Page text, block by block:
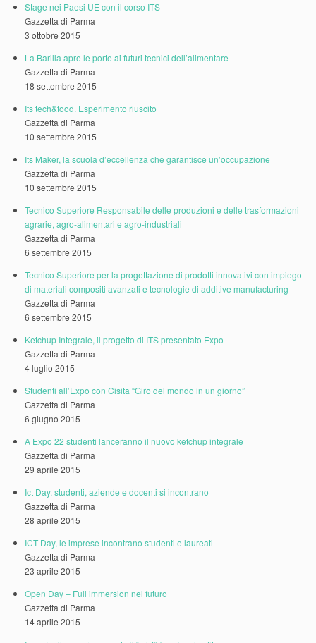
Stage nei Paesi UE con il corso ITS
Gazzetta di Parma
3 ottobre 2015
La Barilla apre le porte ai futuri tecnici dell’alimentare
Gazzetta di Parma
18 settembre 2015
Its tech&food. Esperimento riuscito
Gazzetta di Parma
10 settembre 2015
Its Maker, la scuola d’eccellenza che garantisce un’occupazione
Gazzetta di Parma
10 settembre 2015
Tecnico Superiore Responsabile delle produzioni e delle trasformazioni
agrarie, agro-alimentari e agro-industriali
Gazzetta di Parma
6 settembre 2015
Tecnico Superiore per la progettazione di prodotti innovativi con impiego
di materiali compositi avanzati e tecnologie di additive manufacturing
Gazzetta di Parma
6 settembre 2015
Ketchup Integrale, il progetto di ITS presentato Expo
Gazzetta di Parma
4 luglio 2015
Studenti all’Expo con Cisita “Giro del mondo in un giorno”
Gazzetta di Parma
6 giugno 2015
A Expo 22 studenti lanceranno il nuovo ketchup integrale
Gazzetta di Parma
29 aprile 2015
Ict Day, studenti, aziende e docenti si incontrano
Gazzetta di Parma
28 aprile 2015
ICT Day, le imprese incontrano studenti e laureati
Gazzetta di Parma
23 aprile 2015
Open Day – Full immersion nel futuro
Gazzetta di Parma
14 aprile 2015